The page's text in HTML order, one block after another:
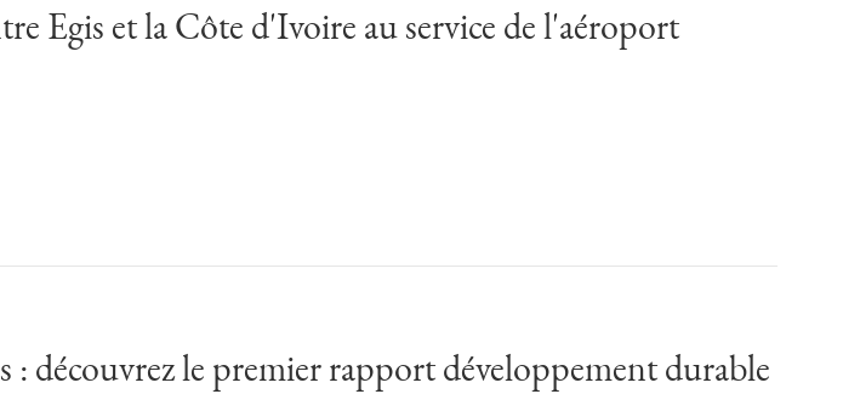
Egis et la Côte d'Ivoire au service de l'aéroport
découvrez le premier rapport développement durable